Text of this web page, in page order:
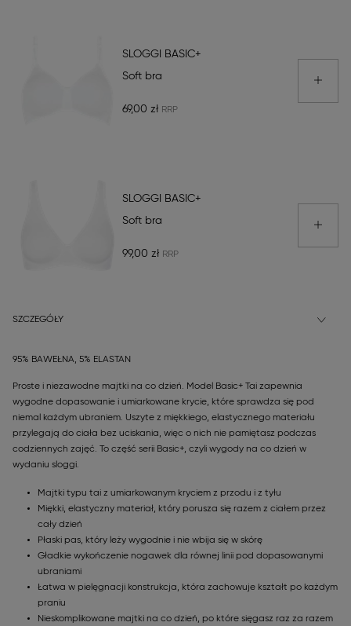
SLOGGI BASIC+
Soft bra
69,00 zł
SLOGGI BASIC+
Soft bra
99,00 zł
SZCZEGÓŁY
95% BAWEŁNA, 5% ELASTAN
Proste i niezawodne majtki na co dzień. Model Basic+ Tai zapewnia
wygodne dopasowanie i umiarkowane krycie, które sprawdza się pod
niemal każdym ubraniem. Uszyte z miękkiego, elastycznego materiału
przylegają do ciała bez uciskania, więc o nich nie pamiętasz podczas
codziennych zajęć. To część serii Basic+, czyli wygody na co dzień w
wydaniu sloggi.
Majtki typu tai z umiarkowanym kryciem z przodu i z tyłu
Miękki, elastyczny materiał, który porusza się razem z ciałem przez
cały dzień
Płaski pas, który leży wygodnie i nie wbija się w skórę
Gładkie wykończenie nogawek dla równej linii pod dopasowanymi
ubraniami
Łatwa w pielęgnacji konstrukcja, która zachowuje kształt po każdym
praniu
Nieskomplikowane majtki na co dzień, po które sięgasz raz za razem